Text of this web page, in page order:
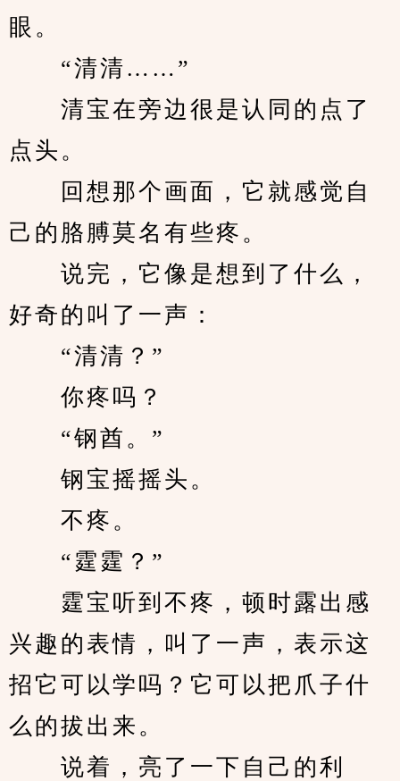
眼。
“清清……”
清宝在旁边很是认同的点了
点头。
回想那个画面，它就感觉自
己的胳膊莫名有些疼。
说完，它像是想到了什么，
好奇的叫了一声：
“清清？”
你疼吗？
“钢酋。”
钢宝摇摇头。
不疼。
“霆霆？”
霆宝听到不疼，顿时露出感
兴趣的表情，叫了一声，表示这
招它可以学吗？它可以把爪子什
么的拔出来。
说着，亮了一下自己的利